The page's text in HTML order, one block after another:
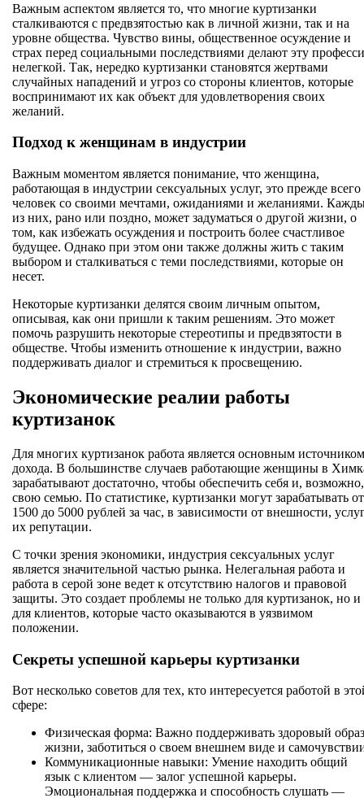
Важным аспектом является то, что многие куртизанки
сталкиваются с предвзятостью как в личной жизни, так и на
уровне общества. Чувство вины, общественное осуждение и
страх перед социальными последствиями делают эту
нелегкой. Так, нередко куртизанки становятся жертвами
случайных нападений и угроз со стороны клиентов, которые
воспринимают их как объект для удовлетворения своих
желаний.
Подход к женщинам в индустрии
Важным моментом является понимание, что женщина,
работающая в индустрии сексуальных услуг, это прежде всего
человек со своими мечтами, ожиданиями и желаниями.
из них, рано или поздно, может задуматься о другой жизни, о
том, как избежать осуждения и построить более счастливое
будущее. Однако при этом они также должны жить с таким
выбором и сталкиваться с теми последствиями, которые он
несет.
Некоторые куртизанки делятся своим личным опытом,
описывая, как они пришли к таким решениям. Это может
помочь разрушить некоторые стереотипы и предвзятости в
обществе. Чтобы изменить отношение к индустрии, важно
поддерживать диалог и стремиться к просвещению.
Экономические реалии работы
куртизанок
Для многих куртизанок работа является основным источником
дохода. В большинстве случаев работающие женщины в
зарабатывают достаточно, чтобы обеспечить себя и, возможно,
свою семью. По статистике, куртизанки могут зарабатывать от
1500 до 5000 рублей за час, в зависимости от внешности,
их репутации.
С точки зрения экономики, индустрия сексуальных услуг
является значительной частью рынка. Нелегальная работа и
работа в серой зоне ведет к отсутствию налогов и правовой
защиты. Это создает проблемы не только для куртизанок, но и
для клиентов, которые часто оказываются в уязвимом
положении.
Секреты успешной карьеры куртизанки
Вот несколько советов для тех, кто интересуется работой в
сфере:
Физическая форма: Важно поддерживать здоровый образ
жизни, заботиться о своем внешнем виде и
Коммуникационные навыки: Умение находить общий
язык с клиентом — залог успешной карьеры.
Эмоциональная поддержка и способность слушать —